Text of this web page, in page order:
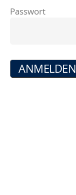
Passwort
ANMELDEN